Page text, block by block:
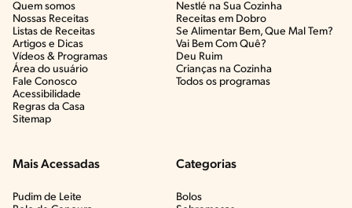
Quem somos
Nossas Receitas
Listas de Receitas​
Artigos e Dicas​
Vídeos & Programas​
Área do usuário
Fale Conosco
Acessibilidade
Regras da Casa
Sitemap
Nestlé na Sua Cozinha
Receitas em Dobro
Se Alimentar Bem, Que Mal Tem?​
Vai Bem Com Quê?​
Deu Ruim​
Crianças na Cozinha​
Todos os programas
Mais Acessadas
Pudim de Leite
Categorias
Bolos